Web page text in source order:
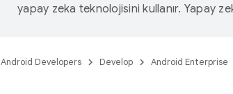
yapay zeka teknolojisini kullanır. Yapay
Android Developers Develop Android Enterprise